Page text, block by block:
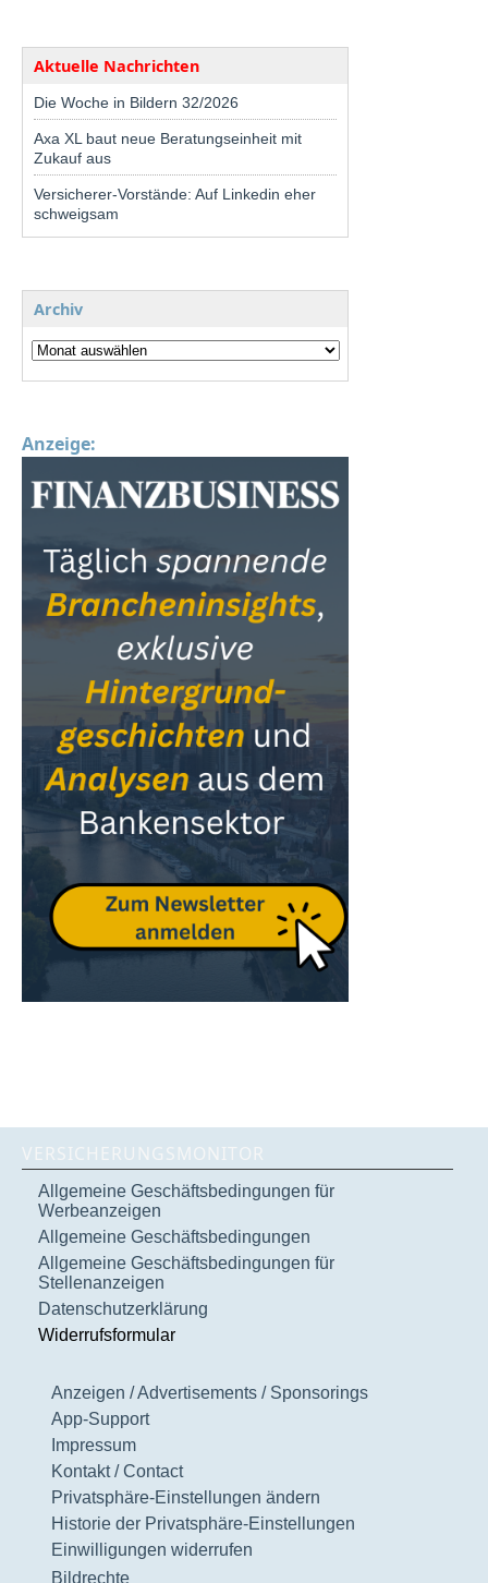
Aktuelle Nachrichten
Die Woche in Bildern 32/2026
Axa XL baut neue Beratungseinheit mit
Zukauf aus
Versicherer-Vorstände: Auf Linkedin eher
schweigsam
Archiv
Anzeige:
VERSICHERUNGSMONITOR
Allgemeine Geschäftsbedingungen für
Werbeanzeigen
Allgemeine Geschäftsbedingungen
Allgemeine Geschäftsbedingungen für
Stellenanzeigen
Datenschutzerklärung
Widerrufsformular
Anzeigen / Advertisements / Sponsorings
App-Support
Impressum
Kontakt / Contact
Privatsphäre-Einstellungen ändern
Historie der Privatsphäre-Einstellungen
Einwilligungen widerrufen
Bildrechte